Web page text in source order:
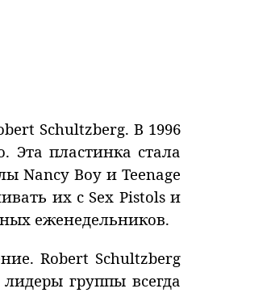
Schultzberg. В 1996
пластинка стала
Nancy Boy и Teenage
их с Sex Pistols и
еженедельников.
Robert Schultzberg
группы всегда